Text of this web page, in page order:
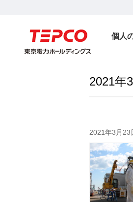
個人
2021年3
2021年3月23